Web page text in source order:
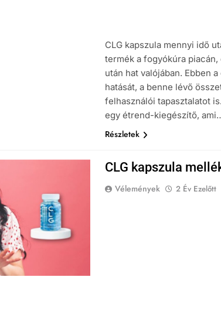
CLG kapszula mennyi idő
termék a fogyókúra
után hat valójában. Ebben
hatását, a benne lévő
felhasználói tapasztalatot
egy étrend-kiegészítő,
Részletek
CLG kapszula
Vélemények 2 Év Ezelőtt